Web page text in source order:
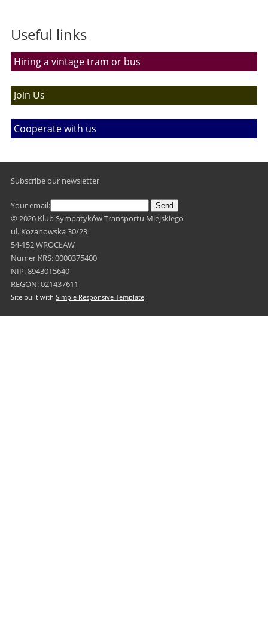
Useful links
Hiring a vintage tram or bus
Join Us
Cooperate with us
Subscribe our newsletter
Your email: Send
© 2026 Klub Sympatyków Transportu Miejskiego
ul. Kozanowska 30/23
54-152 WROCŁAW
Numer KRS: 0000375400
NIP: 8943015640
REGON: 021437611
Site built with Simple Responsive Template